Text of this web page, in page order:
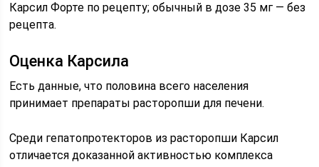
Карсил Форте по рецепту; обычный в дозе 35 мг — без
рецепта.
Оценка Карсила
Есть данные, что половина всего населения
принимает препараты расторопши для печени.
Среди гепатопротекторов из расторопши Карсил
отличается доказанной активностью комплекса